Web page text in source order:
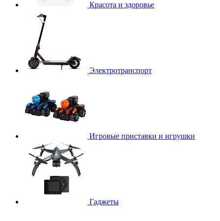
Красота и здоровье
Электротранспорт
Игровые приставки и игрушки
Гаджеты